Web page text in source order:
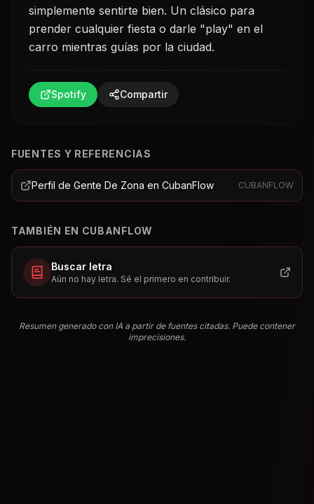
simplemente sentirte bien. Un clásico para
prender cualquier fiesta o darle "play" en el
carro mientras guías por la ciudad.
Spotify Compartir
FUENTES Y REFERENCIAS
Perfil de Gente De Zona en CubanFlow CUBANFLOW
TAMBIÉN EN CUBANFLOW
Buscar letra
Aún no hay letra. Sé el primero en contribuir.
Resumen generado con IA a partir de fuentes citadas. Puede contener
imprecisiones.